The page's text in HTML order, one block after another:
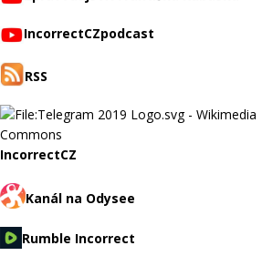
IncorrectCZpodcast
RSS
IncorrectCZ
Kanál na Odysee
Rumble Incorrect